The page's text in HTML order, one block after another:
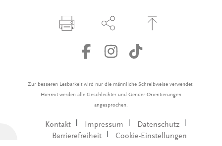
Zur besseren Lesbarkeit wird nur die männliche Schreibweise verwendet.
Hiermit werden alle Geschlechter und Gender-Orientierungen
angesprochen.
Kontakt Impressum
Datenschutz
Barrierefreiheit
Cookie-Einstellungen